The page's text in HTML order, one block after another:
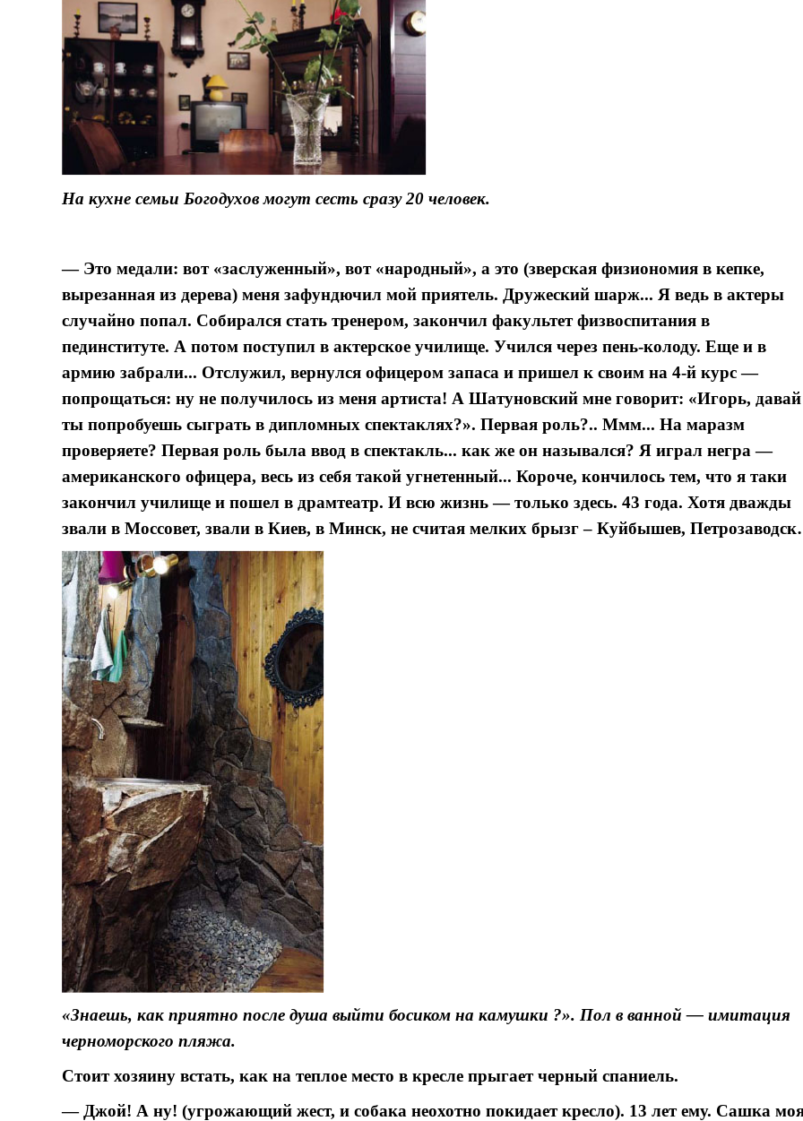
На кухне семьи Богодухов могут сесть сразу 20 человек.
— Это медали: вот «заслуженный», вот «народный», а это (зверская физиономия в кепке,
вырезанная из дерева) меня зафундючил мой приятель. Дружеский шарж... Я ведь в актеры
случайно попал. Собирался стать тренером, закончил факультет физвоспитания в
пединституте. А потом поступил в актерское училище. Учился через пень-колоду. Еще и в
армию забрали... Отслужил, вернулся офицером запаса и пришел к своим на 4-й курс —
попрощаться: ну не получилось из меня артиста! А Шатуновский мне говорит: «Игорь, давай
ты попробуешь сыграть в дипломных спектаклях?». Первая роль?.. Ммм... На маразм
проверяете? Первая роль была ввод в спектакль... как же он назывался? Я играл негра —
американского офицера, весь из себя такой угнетенный... Короче, кончилось тем, что я таки
закончил училище и пошел в драмтеатр. И всю жизнь — только здесь. 43 года. Хотя дважды
звали в Моссовет, звали в Киев, в Минск, не считая мелких брызг – Куйбышев,
«Знаешь, как приятно после душа выйти босиком на камушки ?». Пол в ванной — имитация
черноморского пляжа.
Стоит хозяину встать, как на теплое место в кресле прыгает черный спаниель.
— Джой! А ну! (угрожающий жест, и собака неохотно покидает кресло). 13 лет ему. Сашка